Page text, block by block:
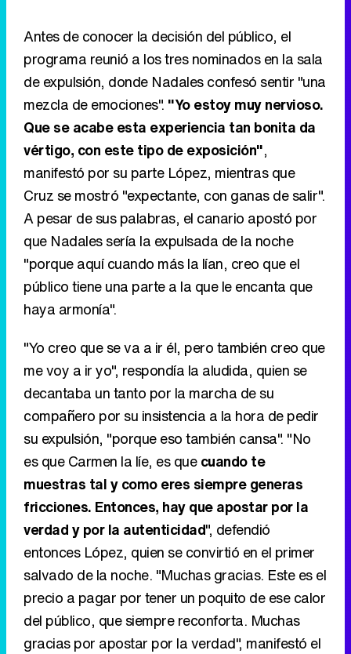
Antes de conocer la decisión del público, el
programa reunió a los tres nominados en la sala
de expulsión, donde Nadales confesó sentir "una
mezcla de emociones". "Yo estoy muy nervioso.
Que se acabe esta experiencia tan bonita da
vértigo, con este tipo de exposición",
manifestó por su parte López, mientras que
Cruz se mostró "expectante, con ganas de salir".
A pesar de sus palabras, el canario apostó por
que Nadales sería la expulsada de la noche
"porque aquí cuando más la lían, creo que el
público tiene una parte a la que le encanta que
haya armonía".
"Yo creo que se va a ir él, pero también creo que
me voy a ir yo", respondía la aludida, quien se
decantaba un tanto por la marcha de su
compañero por su insistencia a la hora de pedir
su expulsión, "porque eso también cansa". "No
es que Carmen la líe, es quecuando te
muestras tal y como eres siempre generas
fricciones. Entonces, hay que apostar por la
verdad y por la autenticidad", defendió
entonces López, quien se convirtió en el primer
salvado de la noche. "Muchas gracias. Este es el
precio a pagar por tener un poquito de ese calor
del público, que siempre reconforta. Muchas
gracias por apostar por la verdad", manifestó el